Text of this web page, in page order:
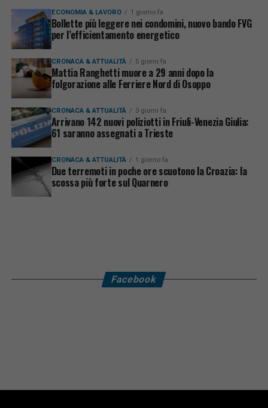
ECONOMIA & LAVORO 1 giorno fa
Bollette più leggere nei condomini, nuovo bando FVG
per l’efficientamento energetico
CRONACA & ATTUALITÀ 5 giorni fa
Mattia Ranghetti muore a 29 anni dopo la
folgorazione alle Ferriere Nord di Osoppo
CRONACA & ATTUALITÀ 3 giorni fa
Arrivano 142 nuovi poliziotti in Friuli-Venezia Giulia:
61 saranno assegnati a Trieste
CRONACA & ATTUALITÀ 1 giorno fa
Due terremoti in poche ore scuotono la Croazia: la
scossa più forte sul Quarnero
Facebook